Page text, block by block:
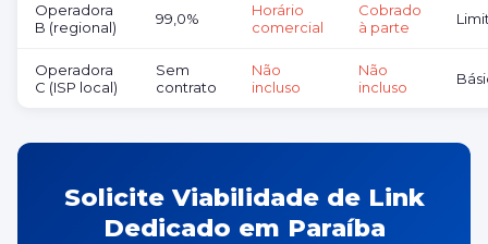
Operadora
B (regional)
99,0%
Horário
comercial
Cobrado
à parte
Operadora
C (ISP local)
Sem
contrato
Não
incluso
Não
incluso
Solicite Viabilidade de Link
Dedicado em Paraíba